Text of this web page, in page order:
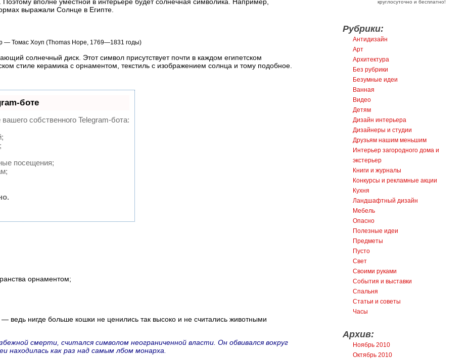
выражали Солнце в Египте.
— Томас Хоуп (Thomas Hope, 1769—1831 годы)
солнечный диск. Этот символ присутствует почти в каждом египетском
стиле керамика с орнаментом, текстиль с изображением солнца и тому подобное.
боте
собственного Telegram-бота:
посещения;
орнаментом;
ведь нигде больше кошки не ценились так высоко и не считались животными
смерти, считался символом неограниченной власти. Он обвивался вокруг
находилась как раз над самым лбом монарха.
круглосуточно и бесплатно!
Рубрики:
Антидизайн
Арт
Архитектура
Без рубрики
Безумные идеи
Ванная
Видео
Детям
Дизайн интерьера
Дизайнеры и студии
Друзьям нашим меньшим
Интерьер загородного дома и
экстерьер
Книги и журналы
Конкурсы и рекламные акции
Кухня
Ландшафтный дизайн
Мебель
Опасно
Полезные идеи
Предметы
Пусто
Свет
Своими руками
События и выставки
Спальня
Статьи и советы
Часы
Архив:
Ноябрь 2010
Октябрь 2010